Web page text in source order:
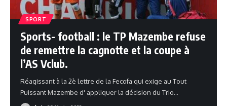
SPORT
Sports- football : le TP Mazembe refuse
de remettre la cagnotte et la coupe à
l’AS Vclub.
Réagissant à la 2è lettre de la Fecofa qui exige au Tout
Puissant Mazembe d' appliquer la décision du Trio…